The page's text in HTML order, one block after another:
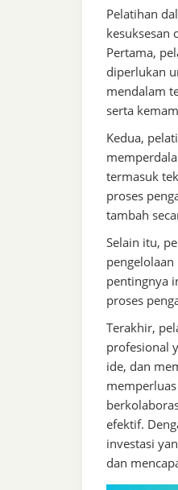
Pelatihan
kesuksesan
Pertama,
diperlukan
mendalam
serta
Kedua,
termasuk
proses
tambah
Selain itu,
pentingnya
proses
Terakhir,
profesional
ide, dan
efektif.
investasi
dan